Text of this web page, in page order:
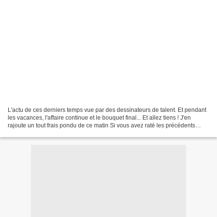
L'actu de ces derniers temps vue par des dessinateurs de talent. Et pendant
les vacances, l'affaire continue et le bouquet final... Et allez tiens ! J'en
rajoute un tout frais pondu de ce matin Si vous avez raté les précédents